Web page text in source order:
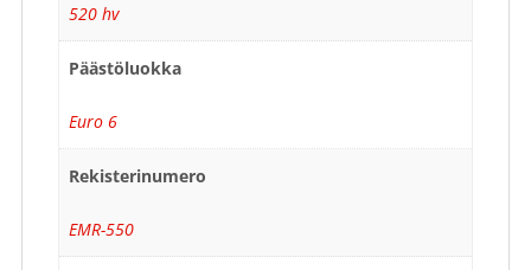
520 hv
Päästöluokka
Euro 6
Rekisterinumero
EMR-550